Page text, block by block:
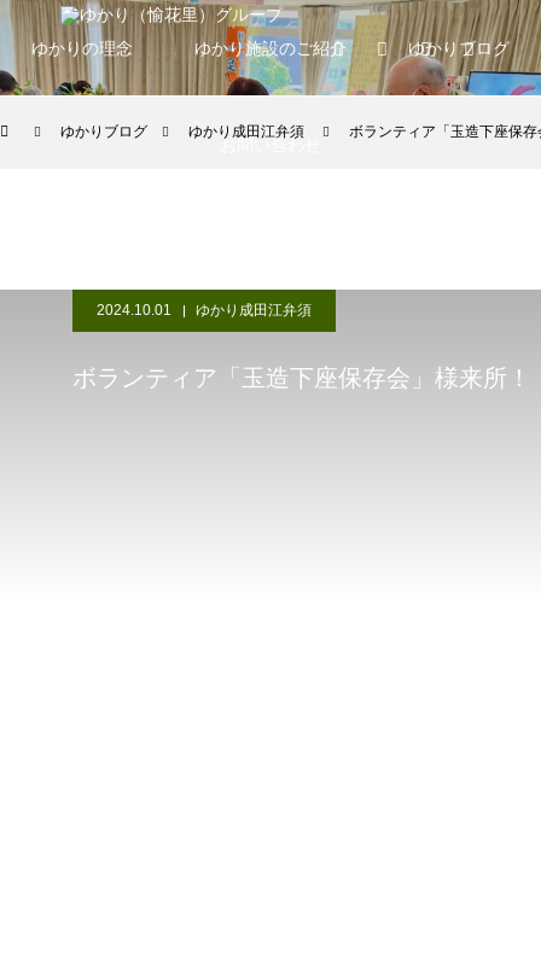
ゆかりの理念 ゆかり施設のご紹介 ゆかりブログ
お問い合わせ
ゆかりブログ ゆかり成田江弁須 ボランティア「玉造下座保
2024.10.01 ゆかり成田江弁須
ボランティア「玉造下座保存会」様来所！